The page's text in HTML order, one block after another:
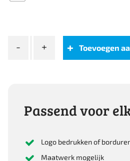
ICON
Toevoegen
Passend voor
Logo bedrukken of
Maatwerk mogelijk